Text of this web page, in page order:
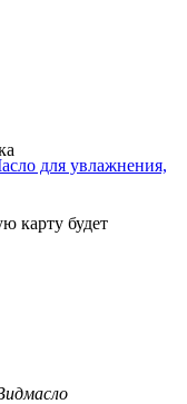
для увлажнения,
карту будет
масло